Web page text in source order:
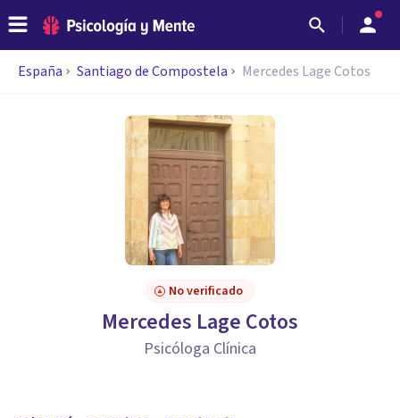
España Santiago de Compostela Mercedes Lage Cotos
No verificado
Mercedes Lage Cotos
Psicóloga Clínica